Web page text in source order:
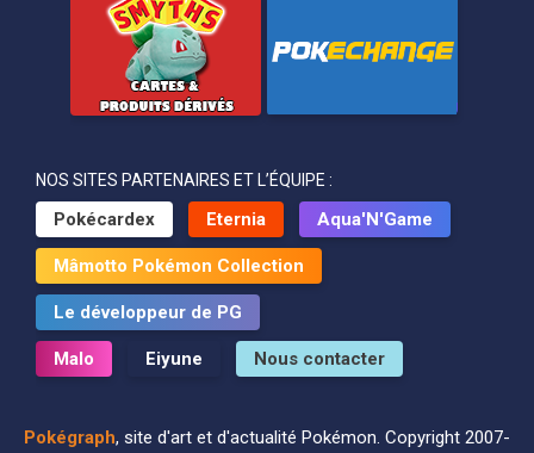
NOS SITES PARTENAIRES ET L’ÉQUIPE :
Pokécardex Eternia Aqua'N'Game
Mâmotto Pokémon Collection
Le développeur de PG
Malo Eiyune Nous contacter
Pokégraph, site d'art et d'actualité Pokémon. Copyright 2007-